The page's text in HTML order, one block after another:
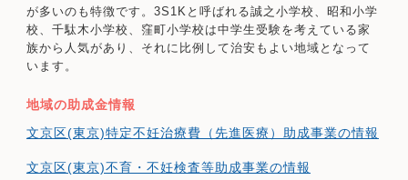
が多いのも特徴です。3S1Kと呼ばれる誠之小学校、昭和小学
校、千駄木小学校、窪町小学校は中学生受験を考えている家
族から人気があり、それに比例して治安もよい地域となって
います。
地域の助成金情報
文京区(東京)特定不妊治療費（先進医療）助成事業の情報
文京区(東京)不育・不妊検査等助成事業の情報